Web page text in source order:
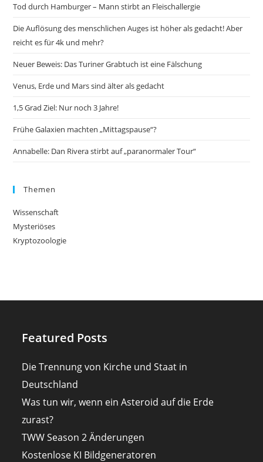
Tod durch Hamburger – Mann stirbt an Fleischallergie
Die Auflösung des menschlichen Auges ist höher als gedacht! Aber
reicht es für 4k und mehr?
Neuer Beweis: Das Turiner Grabtuch ist eine Fälschung
Venus, Erde und Mars sind älter als gedacht
1,5 Grad Ziel: Nur noch 3 Jahre!
Frühe Galaxien machten „Mittagspause“?
Annabelle: Dan Rivera stirbt auf „paranormaler Tour“
Themen
Wissenschaft
Mysteriöses
Kryptozoologie
Featured Posts
Die Trennung von Kirche und Staat in
Deutschland
Was tun wir, wenn ein Asteroid auf die Erde
zurast?
TWW Season 2 Änderungen
Kostenlose KI Bildgeneratoren